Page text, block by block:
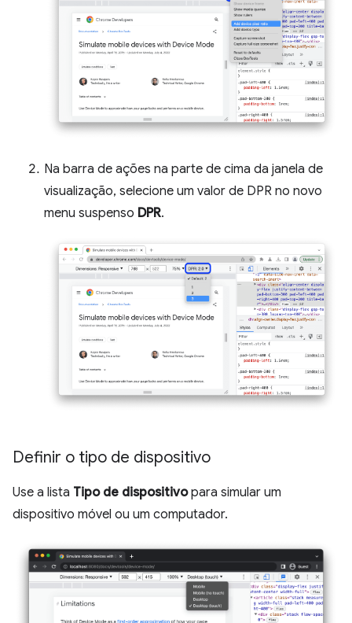
Na barra de ações na parte de cima da janela de
visualização, selecione um valor de DPR no novo
menu suspenso DPR.
Definir o tipo de dispositivo
Use a lista Tipo de dispositivopara simular um
dispositivo móvel ou um computador.